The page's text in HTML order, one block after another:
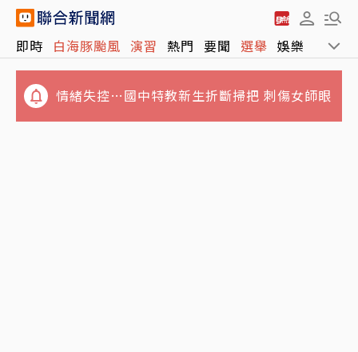
即時 白海豚颱風 演習 熱門 要聞 選舉 娛樂 運動
情緒失控…國中特教新生折斷掃把 刺傷女師眼